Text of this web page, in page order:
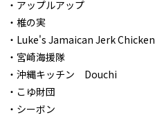
・アップルアップ
・椎の実
・Luke's Jamaican Jerk Chicken
・宮崎海援隊
・沖縄キッチン Douchi
・こゆ財団
・シーボン